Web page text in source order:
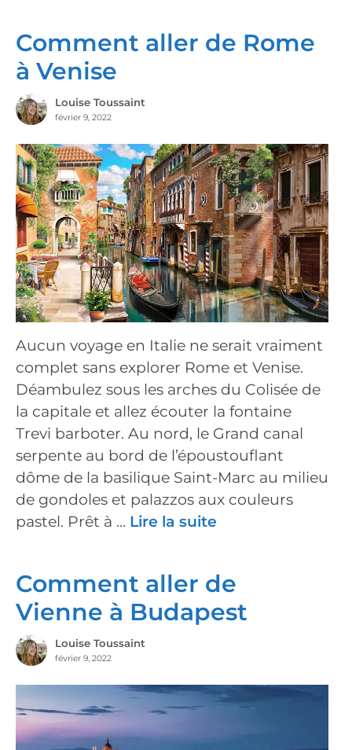
Comment aller de Rome
à Venise
Louise Toussaint
février 9, 2022
Aucun voyage en Italie ne serait vraiment
complet sans explorer Rome et Venise.
Déambulez sous les arches du Colisée de
la capitale et allez écouter la fontaine
Trevi barboter. Au nord, le Grand canal
serpente au bord de l’époustouflant
dôme de la basilique Saint-Marc au milieu
de gondoles et palazzos aux couleurs
pastel. Prêt à … Lire la suite
Comment aller de
Vienne à Budapest
Louise Toussaint
février 9, 2022